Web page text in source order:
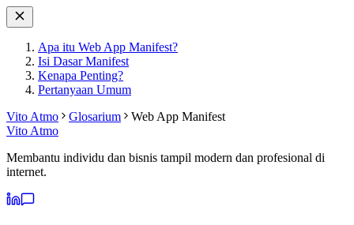
Apa itu Web App Manifest?
Isi Dasar Manifest
Kenapa Penting?
Pertanyaan Umum
Vito Atmo
Glosarium
Web App Manifest
Vito Atmo
Membantu individu dan bisnis tampil modern dan profesional di
internet.